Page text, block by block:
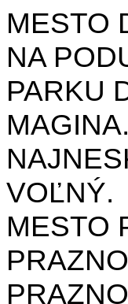
MESTO
NA
PARKU
VOĽNÝ.
MESTO